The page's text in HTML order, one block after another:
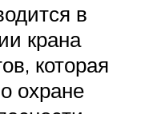
в
крана
которая
охране